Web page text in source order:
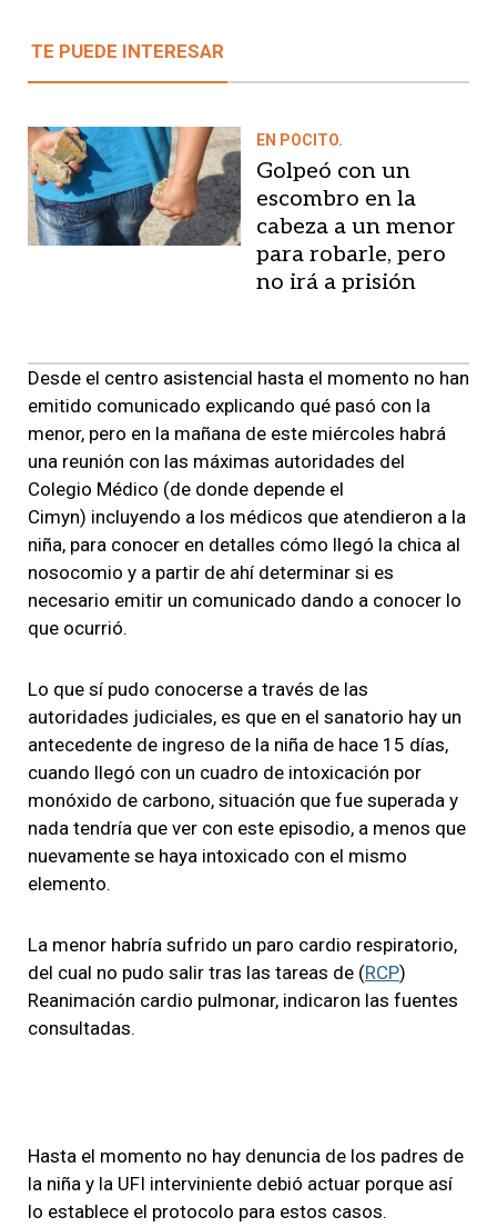
TE PUEDE INTERESAR
EN POCITO.
Golpeó con un
escombro en la
cabeza a un menor
para robarle, pero
no irá a prisión
Desde el centro asistencial hasta el momento no han
emitido comunicado explicando qué pasó con la
menor, pero en la mañana de este miércoles habrá
una reunión con las máximas autoridades del
Colegio Médico (de donde depende el
Cimyn) incluyendo a los médicos que atendieron a la
niña, para conocer en detalles cómo llegó la chica al
nosocomio y a partir de ahí determinar si es
necesario emitir un comunicado dando a conocer lo
que ocurrió.
Lo que sí pudo conocerse a través de las
autoridades judiciales, es que en el sanatorio hay un
antecedente de ingreso de la niña de hace 15 días,
cuando llegó con un cuadro de intoxicación por
monóxido de carbono, situación que fue superada y
nada tendría que ver con este episodio, a menos que
nuevamente se haya intoxicado con el mismo
elemento.
La menor habría sufrido un paro cardio respiratorio,
del cual no pudo salir tras las tareas de (RCP)
Reanimación cardio pulmonar, indicaron las fuentes
consultadas.
Hasta el momento no hay denuncia de los padres de
la niña y la UFI interviniente debió actuar porque así
lo establece el protocolo para estos casos.